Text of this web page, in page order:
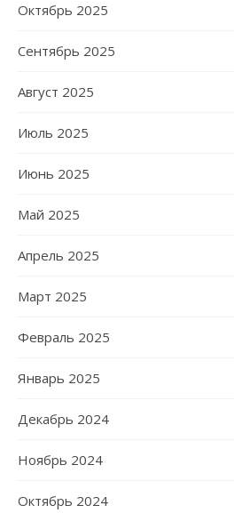
Октябрь 2025
Сентябрь 2025
Август 2025
Июль 2025
Июнь 2025
Май 2025
Апрель 2025
Март 2025
Февраль 2025
Январь 2025
Декабрь 2024
Ноябрь 2024
Октябрь 2024